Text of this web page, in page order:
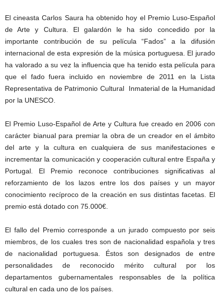
El cineasta Carlos Saura ha obtenido hoy el Premio Luso-Español
de Arte y Cultura. El galardón le ha sido concedido por la
importante contribución de su película “Fados” a la difusión
internacional de esta expresión de la música portuguesa. El jurado
ha valorado a su vez la influencia que ha tenido esta película para
que el fado fuera incluido en noviembre de 2011 en la Lista
Representativa de Patrimonio Cultural Inmaterial de la Humanidad
por la UNESCO.
El Premio Luso-Español de Arte y Cultura fue creado en 2006 con
carácter bianual para premiar la obra de un creador en el ámbito
del arte y la cultura en cualquiera de sus manifestaciones e
incrementar la comunicación y cooperación cultural entre España y
Portugal. El Premio reconoce contribuciones significativas al
reforzamiento de los lazos entre los dos países y un mayor
conocimiento recíproco de la creación en sus distintas facetas. El
premio está dotado con 75.000€.
El fallo del Premio corresponde a un jurado compuesto por seis
miembros, de los cuales tres son de nacionalidad española y tres
de nacionalidad portuguesa. Éstos son designados de entre
personalidades de reconocido mérito cultural por los
departamentos gubernamentales responsables de la política
cultural en cada uno de los países.